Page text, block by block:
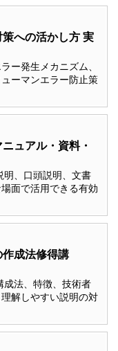
への活かし方 実
ー発生メカニズム、
ーマンエラー防止策
ュアル・資料・
明、口頭説明、文書
面で活用できる有効
成法修得講
成法、特徴、技術者
解しやすい説明の対